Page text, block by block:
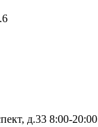
д.33 8:00-20:00